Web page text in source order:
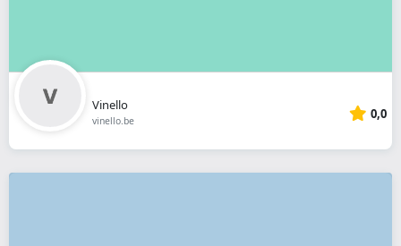
Vinello
vinello.be 0,0